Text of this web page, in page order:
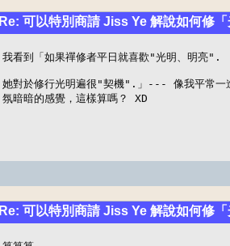
Re: 可以特別商請 Jiss Ye 解說如何修
我看到「如果禪修者平日就喜歡"光明、明亮".
她對於修行光明遍很"契機".」--- 像我平常一
氛暗暗的感覺，這樣算嗎？ XD
Re: 可以特別商請 Jiss Ye 解說如何修